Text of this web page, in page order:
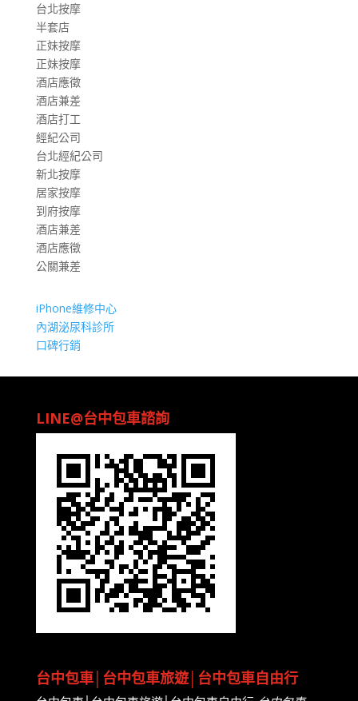
台北按摩
半套店
正妹按摩
正妹按摩
酒店應徵
酒店兼差
酒店打工
經紀公司
台北經紀公司
新北按摩
居家按摩
到府按摩
酒店兼差
酒店應徵
公關兼差
iPhone維修中心
內湖泌尿科診所
口碑行銷
LINE@台中包車諮詢
台中包車│台中包車旅遊│台中包車自由行